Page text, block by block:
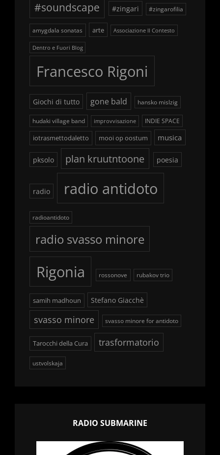
#soundscape #zingari #zingarofilia
amygdala sonatas arte Associazione Il Contesto
Dentro e Fuori Blog
Francesco Rigoni
Giochi di tutto gone bald hansko mislzig
hudaki village band improvvisazione INDIE SPACE
iotrasmettodaletto mooi op oostum musica
pksolo plan kruutntoone poesia
radio radio antidoto
radioantidoto
radio svasso minore
Rigonia rossonove rubakov trio
samih madhoun Stefano Giacchè
svasso minore svasso minore for antidoto
Tarocchi della Cura trasformatorio
ustvolskaja
RADIO SUBMARINE